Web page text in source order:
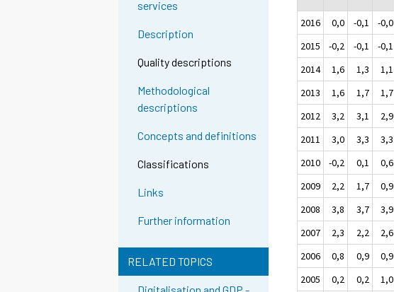
services
Description
Quality descriptions
Methodological
descriptions
Concepts and definitions
Classifications
Links
Further information
RELATED TOPICS
2016
0,0 -0,1 -0,0
2015
-0,2 -0,1 -0,1
2014
1,6 1,3 1,1
2013
1,6 1,7 1,7
2012
3,2 3,1 2,9
2011
3,0 3,3 3,3
2010
-0,2 0,1 0,6
2009
2,2 1,7 0,9
2008
3,8 3,7 3,9
2007
2,3 2,2 2,6
2006
0,8 0,9 0,9
2005
0,2 0,2 1,0